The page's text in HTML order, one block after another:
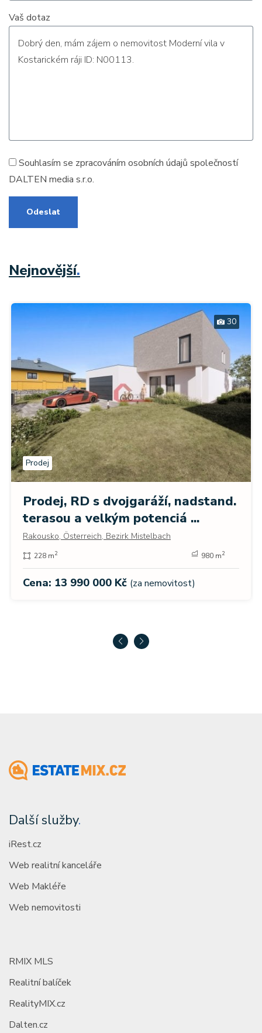
Vaš dotaz
Souhlasím se zpracováním osobních údajů společností
DALTEN media s.r.o.
Odeslat
Nejnovější.
30
Prodej
Prodej, RD s dvojgaráží, nadstand.
terasou a velkým potenciá ...
Rakousko, Österreich, Bezirk Mistelbach
228 m2 980 m2
Cena: 13 990 000 Kč (za nemovitost)
Další služby.
iRest.cz
Web realitní kanceláře
Web Makléře
Web nemovitosti
RMIX MLS
Realitní balíček
RealityMIX.cz
Dalten.cz